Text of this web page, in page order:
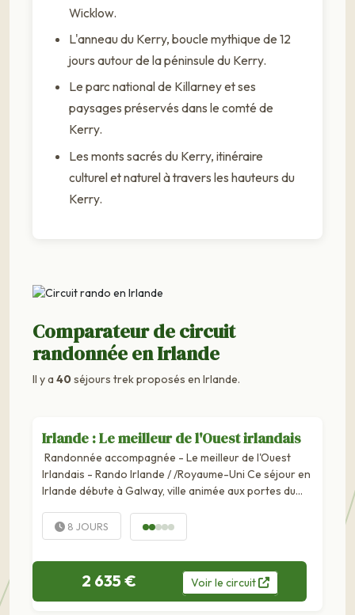
Wicklow.
L'anneau du Kerry, boucle mythique de 12
jours autour de la péninsule du Kerry.
Le parc national de Killarney et ses
paysages préservés dans le comté de
Kerry.
Les monts sacrés du Kerry, itinéraire
culturel et naturel à travers les hauteurs du
Kerry.
Comparateur de circuit
randonnée en Irlande
Il y a 40séjours trek proposés en Irlande.
Irlande : Le meilleur de l'Ouest irlandais
Randonnée accompagnée - Le meilleur de l'Ouest
Irlandais - Rando Irlande / /Royaume-Uni Ce séjour en
Irlande débute à Galway, ville animée aux portes du
territoire celtique. Puis, découverte des...
8 JOURS
2 635 € Voirle circuit